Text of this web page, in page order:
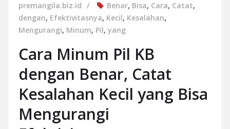
premangila.biz.id
Benar, Bisa, Cara, Catat,
dengan, Efektivitasnya, Kecil, Kesalahan,
Mengurangi, Minum, Pil, yang
Cara Minum Pil KB
dengan Benar, Catat
Kesalahan Kecil yang Bisa
Mengurangi